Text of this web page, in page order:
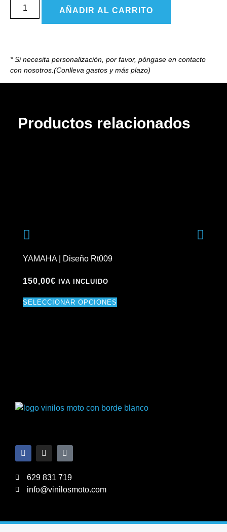
AÑADIR AL CARRITO
* Si necesita personalización, por favor, póngase en contacto
con nosotros.(Conlleva gastos y más plazo)
Productos relacionados
YAMAHA | Diseño Rt009
150,00€ IVA INCLUIDO
SELECCIONAR OPCIONES
629 831 719
info@vinilosmoto.com